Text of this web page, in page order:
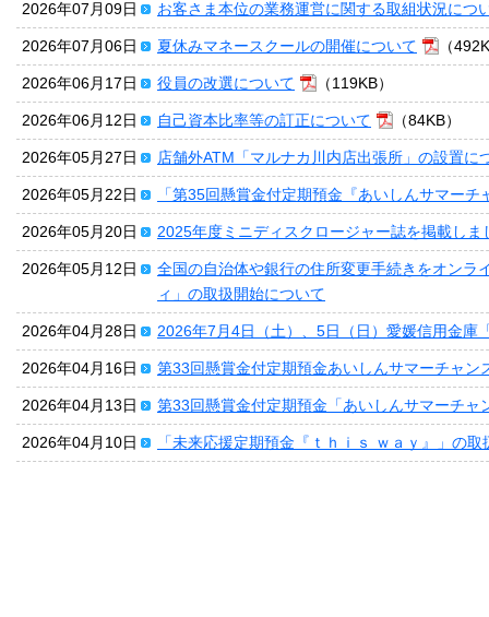
2026年07月09日 お客さま本位の業務運営に関する取組状況につ
2026年07月06日 夏休みマネースクールの開催について （
2026年06月17日 役員の改選について （119KB）
2026年06月12日 自己資本比率等の訂正について （84KB）
2026年05月27日 店舗外ATM「マルナカ川内店出張所」の設置に
2026年05月22日 「第35回懸賞金付定期預金『あいしんサマー
2026年05月20日 2025年度ミニディスクロージャー誌を掲載しま
2026年05月12日
全国の自治体や銀行の住所変更手続きをオンラ
ィ」の取扱開始について
2026年04月28日 2026年7月4日（土）、5日（日）愛媛信用金庫
2026年04月16日 第33回懸賞金付定期預金あいしんサマーチャン
2026年04月13日 第33回懸賞金付定期預金「あいしんサマーチャ
2026年04月10日 「未来応援定期預金『ｔｈｉｓ ｗａｙ』」の